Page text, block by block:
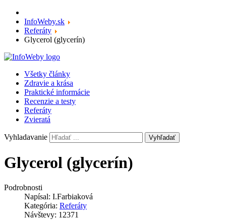
InfoWeby.sk
Referáty
Glycerol (glycerín)
Všetky články
Zdravie a krása
Praktické informácie
Recenzie a testy
Referáty
Zvieratá
Vyhladavanie Vyhľadať
Glycerol (glycerín)
Podrobnosti
Napísal: I.Farbiaková
Kategória: Referáty
Návštevy: 12371